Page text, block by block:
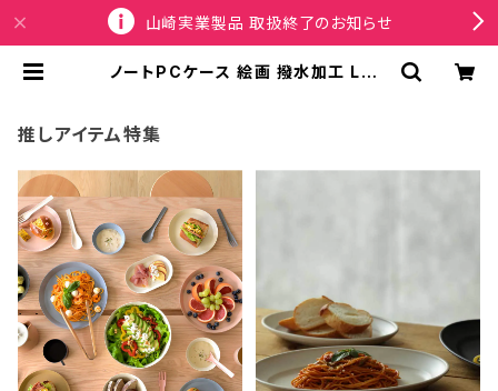
山崎実業製品 取扱終了のお知らせ
ノートPCケース 絵画 撥水加工 LOQ
チ MUSEUM Collection グスタ
フ・クリムト / キス（接吻） | SPORT
推しアイテム特集